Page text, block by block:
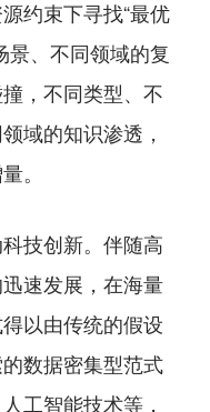
约束下寻找“最优
景、不同领域的复
，不同类型、不
域的知识渗透，
。
技创新。伴随高
速发展，在海量
以由传统的假设
数据密集型范式
工智能技术等，